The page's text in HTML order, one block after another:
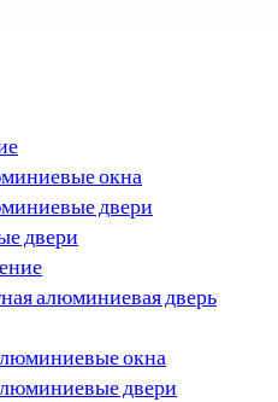
окна
двери
двери
алюминиевая дверь
окна
двери